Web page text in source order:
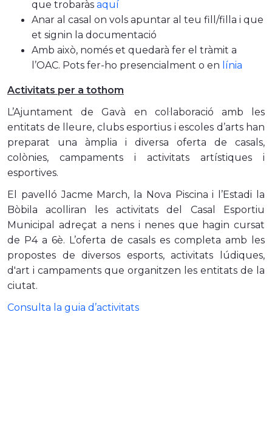
que trobaràs aquí
Anar al casal on vols apuntar al teu fill/filla i que
et signin la documentació
Amb això, només et quedarà fer el tràmit a
l’OAC. Pots fer-ho presencialment o en línia
Activitats per a tothom
L’Ajuntament de Gavà en col·laboració amb les
entitats de lleure, clubs esportius i escoles d’arts han
preparat una àmplia i diversa oferta de casals,
colònies, campaments i activitats artístiques i
esportives.
El pavelló Jacme March, la Nova Piscina i l’Estadi la
Bòbila acolliran les activitats del Casal Esportiu
Municipal adreçat a nens i nenes que hagin cursat
de P4 a 6è. L’oferta de casals es completa amb les
propostes de diversos esports, activitats lúdiques,
d'art i campaments que organitzen les entitats de la
ciutat.
Consulta la guia d’activitats